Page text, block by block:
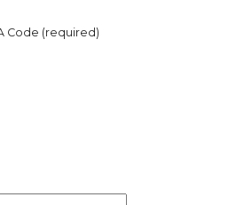
Code (required)